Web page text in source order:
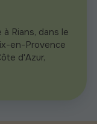
Rians, dans le
en-Provence
d'Azur,